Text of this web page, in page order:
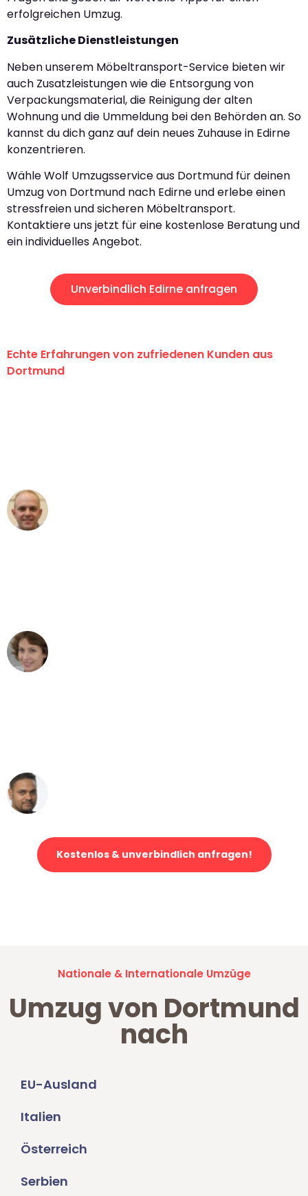
erfolgreichen Umzug.
Zusätzliche Dienstleistungen
Neben unserem Möbeltransport-Service bieten wir
auch Zusatzleistungen wie die Entsorgung von
Verpackungsmaterial, die Reinigung der alten
Wohnung und die Ummeldung bei den Behörden an. So
kannst du dich ganz auf dein neues Zuhause in Edirne
konzentrieren.
Wähle Wolf Umzugsservice aus Dortmund für deinen
Umzug von Dortmund nach Edirne und erlebe einen
stressfreien und sicheren Möbeltransport.
Kontaktiere uns jetzt für eine kostenlose Beratung und
ein individuelles Angebot.
Unverbindlich Edirne anfragen
Echte Erfahrungen von zufriedenen Kunden aus
Dortmund
Kostenlos & unverbindlich anfragen!
Nationale & Internationale Umzüge
Umzug von Dortmund
nach
EU-Ausland
Italien
Österreich
Serbien